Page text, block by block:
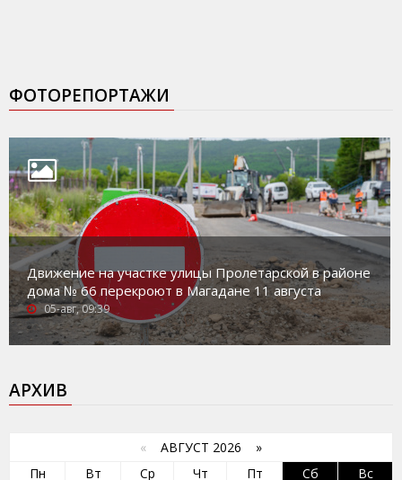
ФОТОРЕПОРТАЖИ
Движение на участке улицы Пролетарской в районе
дома № 66 перекроют в Магадане 11 августа
05-авг, 09:39
АРХИВ
« АВГУСТ 2026 »
Пн
Вт Ср Чт Пт Сб
Вс